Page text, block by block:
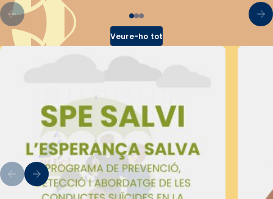
Veure-ho tot